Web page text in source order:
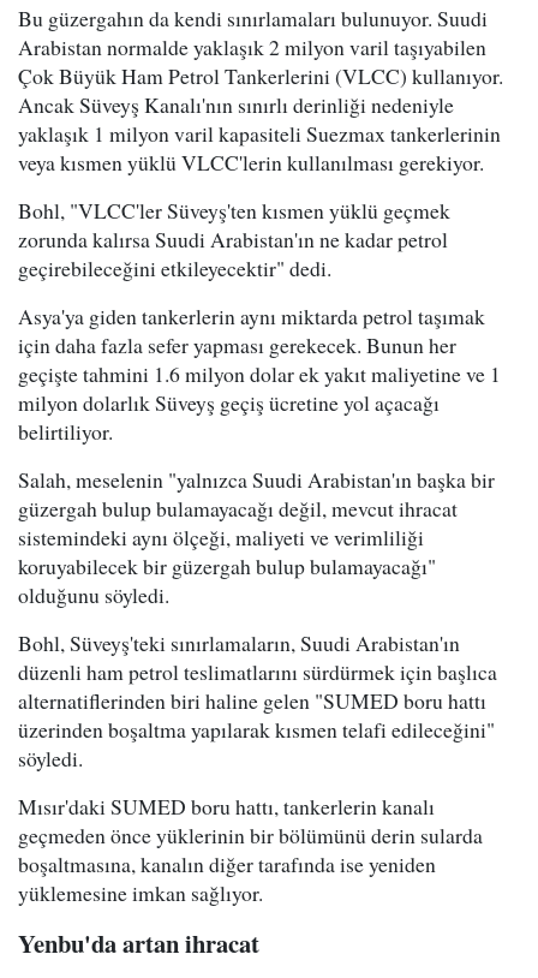
Bu güzergahın da kendi sınırlamaları bulunuyor. Suudi
Arabistan normalde yaklaşık 2 milyon varil taşıyabilen
Çok Büyük Ham Petrol Tankerlerini (VLCC) kullanıyor.
Ancak Süveyş Kanalı'nın sınırlı derinliği nedeniyle
yaklaşık 1 milyon varil kapasiteli Suezmax tankerlerinin
veya kısmen yüklü VLCC'lerin kullanılması gerekiyor.
Bohl, "VLCC'ler Süveyş'ten kısmen yüklü geçmek
zorunda kalırsa Suudi Arabistan'ın ne kadar petrol
geçirebileceğini etkileyecektir" dedi.
Asya'ya giden tankerlerin aynı miktarda petrol taşımak
için daha fazla sefer yapması gerekecek. Bunun her
geçişte tahmini 1.6 milyon dolar ek yakıt maliyetine ve 1
milyon dolarlık Süveyş geçiş ücretine yol açacağı
belirtiliyor.
Salah, meselenin "yalnızca Suudi Arabistan'ın başka bir
güzergah bulup bulamayacağı değil, mevcut ihracat
sistemindeki aynı ölçeği, maliyeti ve verimliliği
koruyabilecek bir güzergah bulup bulamayacağı"
olduğunu söyledi.
Bohl, Süveyş'teki sınırlamaların, Suudi Arabistan'ın
düzenli ham petrol teslimatlarını sürdürmek için başlıca
alternatiflerinden biri haline gelen "SUMED boru hattı
üzerinden boşaltma yapılarak kısmen telafi edileceğini"
söyledi.
Mısır'daki SUMED boru hattı, tankerlerin kanalı
geçmeden önce yüklerinin bir bölümünü derin sularda
boşaltmasına, kanalın diğer tarafında ise yeniden
yüklemesine imkan sağlıyor.
Yenbu'da artan ihracat